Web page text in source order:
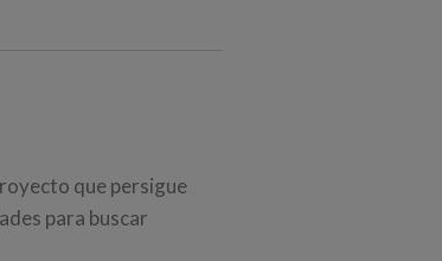
que persigue
para buscar